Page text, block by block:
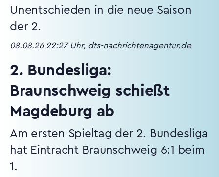
Unentschieden in die neue Saison
der 2.
08.08.26 22:27 Uhr, dts-nachrichtenagentur.de
2. Bundesliga:
Braunschweig schießt
Magdeburg ab
Am ersten Spieltag der 2. Bundesliga
hat Eintracht Braunschweig 6:1 beim
1.